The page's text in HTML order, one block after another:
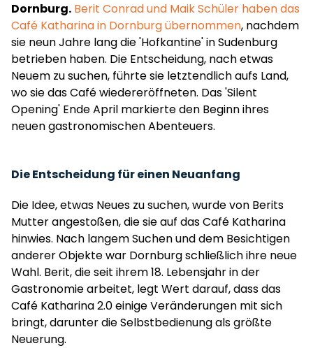
Dornburg. Berit Conrad und Maik Schüler haben das
Café Katharina in Dornburg übernommen, nachdem
sie neun Jahre lang die 'Hofkantine' in Sudenburg
betrieben haben. Die Entscheidung, nach etwas
Neuem zu suchen, führte sie letztendlich aufs Land,
wo sie das Café wiedereröffneten. Das 'Silent
Opening' Ende April markierte den Beginn ihres
neuen gastronomischen Abenteuers.
Die Entscheidung für einen Neuanfang
Die Idee, etwas Neues zu suchen, wurde von Berits
Mutter angestoßen, die sie auf das Café Katharina
hinwies. Nach langem Suchen und dem Besichtigen
anderer Objekte war Dornburg schließlich ihre neue
Wahl. Berit, die seit ihrem 18. Lebensjahr in der
Gastronomie arbeitet, legt Wert darauf, dass das
Café Katharina 2.0 einige Veränderungen mit sich
bringt, darunter die Selbstbedienung als größte
Neuerung.